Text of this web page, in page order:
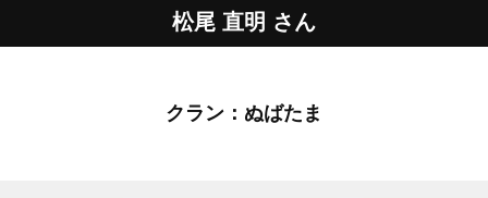
松尾 直明 さん
クラン：ぬばたま